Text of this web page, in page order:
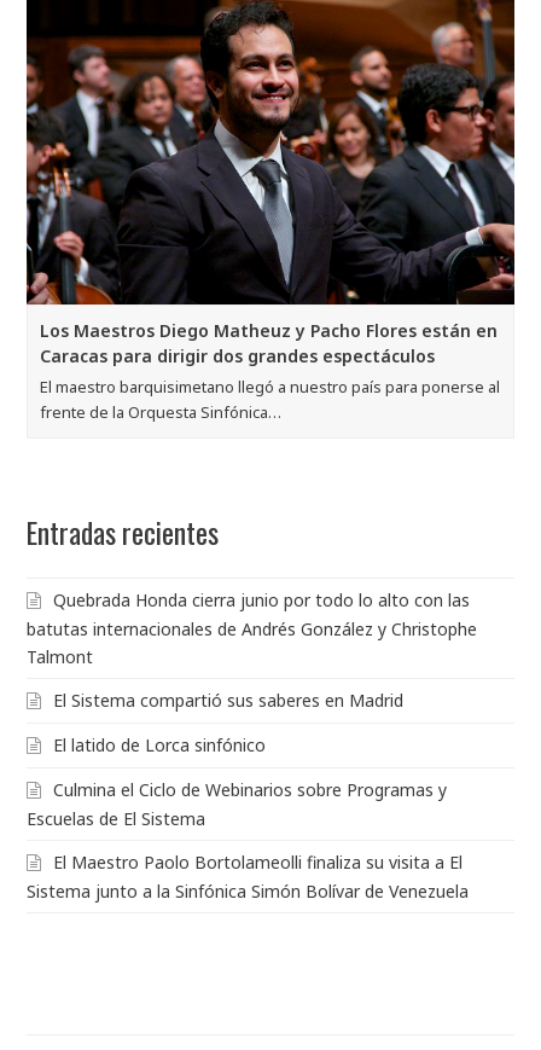
Los Maestros Diego Matheuz y Pacho Flores están en
Caracas para dirigir dos grandes espectáculos
El maestro barquisimetano llegó a nuestro país para ponerse al
frente de la Orquesta Sinfónica…
Entradas recientes
Quebrada Honda cierra junio por todo lo alto con las
batutas internacionales de Andrés González y Christophe
Talmont
El Sistema compartió sus saberes en Madrid
El latido de Lorca sinfónico
Culmina el Ciclo de Webinarios sobre Programas y
Escuelas de El Sistema
El Maestro Paolo Bortolameolli finaliza su visita a El
Sistema junto a la Sinfónica Simón Bolívar de Venezuela